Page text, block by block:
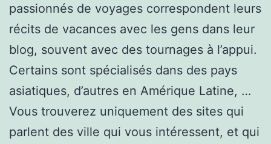
passionnés de voyages correspondent leurs
récits de vacances avec les gens dans leur
blog, souvent avec des tournages à l’appui.
Certains sont spécialisés dans des pays
asiatiques, d’autres en Amérique Latine, …
Vous trouverez uniquement des sites qui
parlent des ville qui vous intéressent, et qui